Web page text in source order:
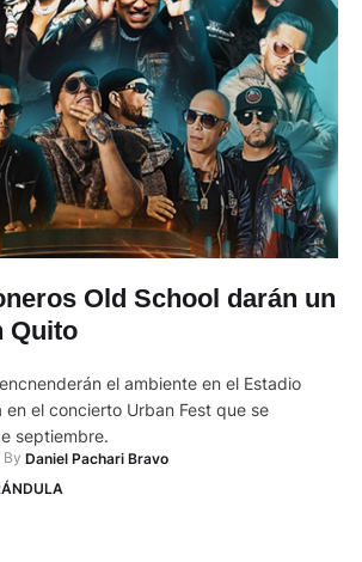
Old School darán un
Quito
el ambiente en el Estadio
en el concierto Urban Fest que se
septiembre.
By Daniel Pachari Bravo